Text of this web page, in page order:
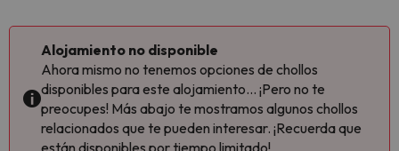
Alojamiento no disponible
Ahora mismo no tenemos opciones de chollos
disponibles para este alojamiento... ¡Pero no te
preocupes! Más abajo te mostramos algunos chollos
relacionados que te pueden interesar. ¡Recuerda que
están disponibles por tiempo limitado!